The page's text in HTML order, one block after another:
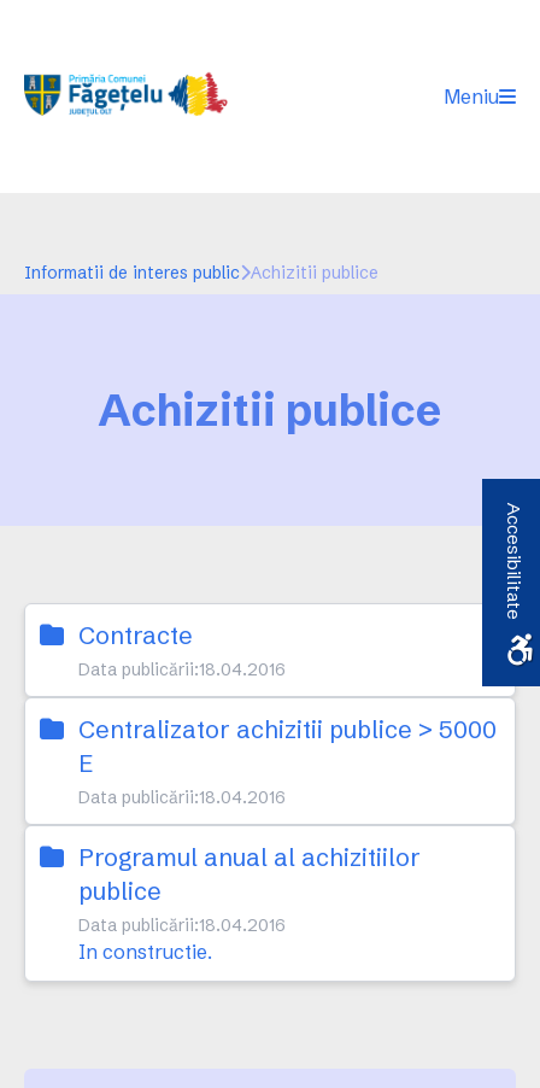
Meniu
Informatii de interes public Achizitii publice
Achizitii publice
Contracte
Data publicării:18.04.2016
Centralizator achizitii publice > 5000
E
Data publicării:18.04.2016
Programul anual al achizitiilor
publice
Data publicării:18.04.2016
In constructie.
Accesibilitate